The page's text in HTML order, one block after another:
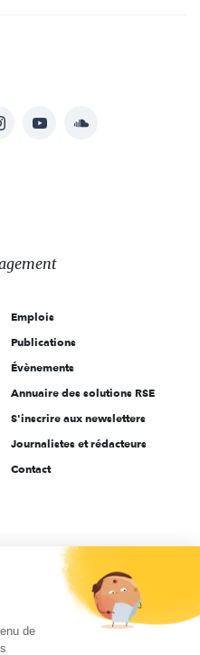
YouTubeSoundcloud
Emplois
Publications
Évènements
Annuaire des solutions RSE
S'inscrire aux newsletters
Journalistes et rédacteurs
Contact
de